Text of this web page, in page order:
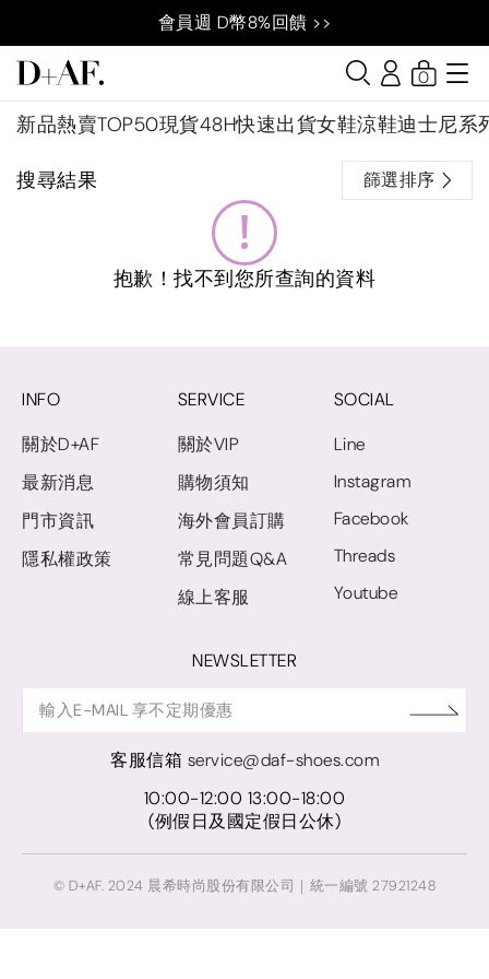
會員週 D幣8%回饋 >>
新品熱賣TOP50現貨48H快速出貨女鞋涼鞋迪士尼系
0
搜尋結果 篩選排序
抱歉！找不到您所查詢的資料
INFO
關於D+AF
最新消息
門市資訊
隱私權政策
SERVICE
關於VIP
購物須知
海外會員訂購
常見問題Q&A
線上客服
SOCIAL
Line
Instagram
Facebook
Threads
Youtube
NEWSLETTER
客服信箱 service@daf-shoes.com
10:00-12:00 13:00-18:00
(例假日及國定假日公休)
© D+AF. 2024 晨希時尚股份有限公司｜統一編號 27921248